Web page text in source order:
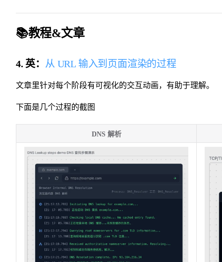
📚教程&文章
4. 英： 从 URL 输入到页面渲染的过程
文章里针对每个阶段有可视化的交互动画，有助于理解。
下面是几个过程的截图
DNS 解析